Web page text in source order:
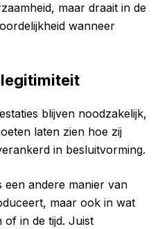
maar draait in de
wanneer
legitimiteit
blijven noodzakelijk,
laten zien hoe zij
in besluitvorming.
een andere manier van
maar ook in wat
in de tijd. Juist